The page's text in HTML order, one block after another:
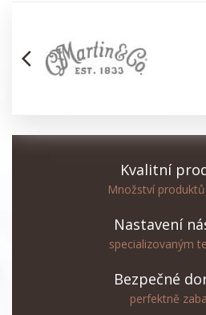
arrow_back_ios
Kvalitní
Množství
Nastavení
specializovaným
Bezpečné
perfektně